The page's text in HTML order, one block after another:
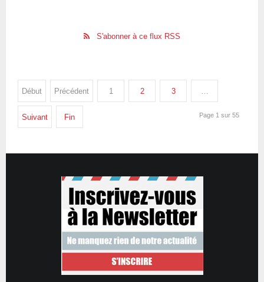
S'abonner à ce flux RSS
Début Précédent 1 2 3 …
Suivant Fin Page 1 sur 55